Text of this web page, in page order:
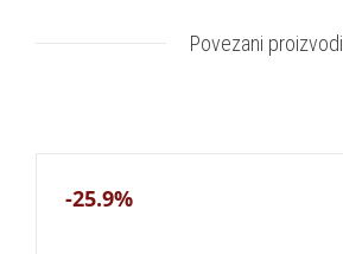
Povezani proizvodi
-25.9%